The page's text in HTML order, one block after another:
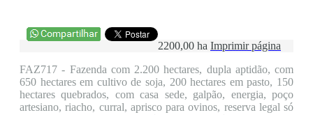
2200,00 ha Imprimir página
FAZ717 - Fazenda com 2.200 hectares, dupla aptidão, com
650 hectares em cultivo de soja, 200 hectares em pasto, 150
hectares quebrados, com casa sede, galpão, energia, poço
artesiano, riacho, curral, aprisco para ovinos, reserva legal só